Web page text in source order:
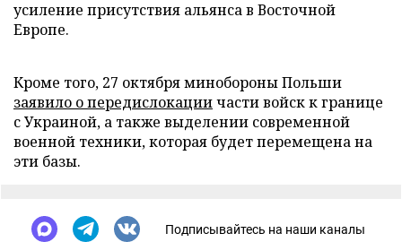
усиление присутствия альянса в Восточной
Европе.
Кроме того, 27 октября минобороны Польши
заявило о передислокациичасти войск к границе
с Украиной, а также выделении современной
военной техники, которая будет перемещена на
эти базы.
Подписывайтесь на наши каналы